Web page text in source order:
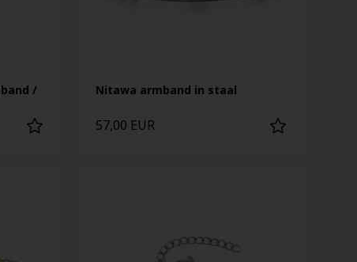
/
Nitawa armband in staal
57,00 EUR